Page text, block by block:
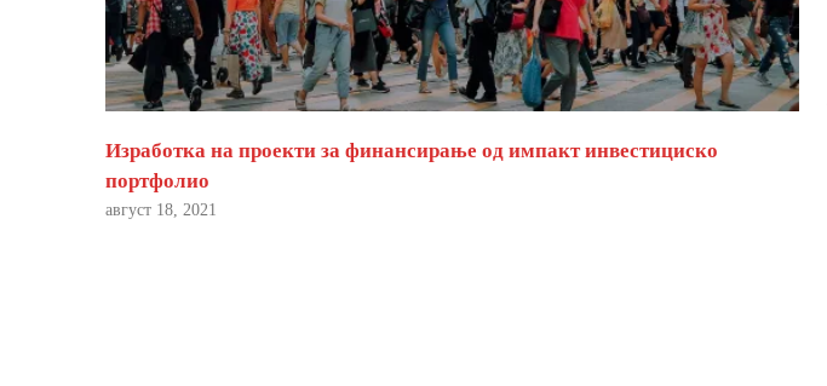
Изработка на проекти за финансирање од импакт инвестициско
портфолио
август 18, 2021